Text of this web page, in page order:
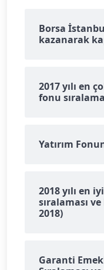
Borsa
kazanarak
2017 yılı en
fonu
Yatırım
2018 yılı en
sıralaması
2018)
Garanti